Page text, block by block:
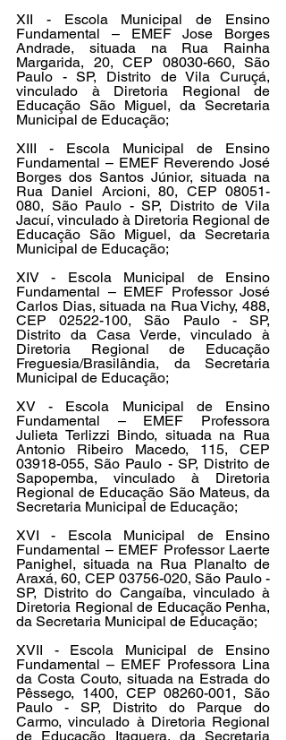
XII - Escola Municipal de Ensino
Fundamental – EMEF Jose Borges
Andrade, situada na Rua Rainha
Margarida, 20, CEP 08030-660, São
Paulo - SP, Distrito de Vila Curuçá,
vinculado à Diretoria Regional de
Educação São Miguel, da Secretaria
Municipal de Educação;
XIII - Escola Municipal de Ensino
Fundamental – EMEF Reverendo José
Borges dos Santos Júnior, situada na
Rua Daniel Arcioni, 80, CEP 08051-
080, São Paulo - SP, Distrito de Vila
Jacuí, vinculado à Diretoria Regional de
Educação São Miguel, da Secretaria
Municipal de Educação;
XIV - Escola Municipal de Ensino
Fundamental – EMEF Professor José
Carlos Dias, situada na Rua Vichy, 488,
CEP 02522-100, São Paulo - SP,
Distrito da Casa Verde, vinculado à
Diretoria Regional de Educação
Freguesia/Brasilândia, da Secretaria
Municipal de Educação;
XV - Escola Municipal de Ensino
Fundamental – EMEF Professora
Julieta Terlizzi Bindo, situada na Rua
Antonio Ribeiro Macedo, 115, CEP
03918-055, São Paulo - SP, Distrito de
Sapopemba, vinculado à Diretoria
Regional de Educação São Mateus, da
Secretaria Municipal de Educação;
XVI - Escola Municipal de Ensino
Fundamental – EMEF Professor Laerte
Panighel, situada na Rua Planalto de
Araxá, 60, CEP 03756-020, São Paulo -
SP, Distrito do Cangaíba, vinculado à
Diretoria Regional de Educação Penha,
da Secretaria Municipal de Educação;
XVII - Escola Municipal de Ensino
Fundamental – EMEF Professora Lina
da Costa Couto, situada na Estrada do
Pêssego, 1400, CEP 08260-001, São
Paulo - SP, Distrito do Parque do
Carmo, vinculado à Diretoria Regional
de Educação Itaquera, da Secretaria